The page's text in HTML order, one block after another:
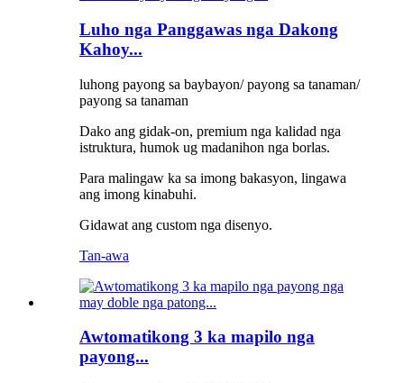
Luho nga Panggawas nga Dakong
Kahoy...
luhong payong sa baybayon/ payong sa tanaman/
payong sa tanaman
Dako ang gidak-on, premium nga kalidad nga
istruktura, humok ug madanihon nga borlas.
Para malingaw ka sa imong bakasyon, lingawa
ang imong kinabuhi.
Gidawat ang custom nga disenyo.
Tan-awa
Awtomatikong 3 ka mapilo nga
payong...